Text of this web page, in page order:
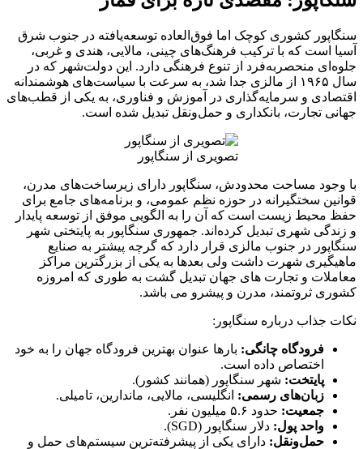
سنگاپور کشوری کوچک اما فوق‌العاده توسعه‌یافته در جنوب شرق
آسیا است که با ترکیب فرهنگ‌های چینی، مالایی، هندی و غربی،
جلوه‌ای منحصر‌به‌فرد از تنوع فرهنگی دارد. این دولت‌شهر که در
سال ۱۹۶۵ از مالزی جدا شد، به سرعت با سیاست‌های هوشمندانه
اقتصادی و سرمایه‌گذاری در آموزش و فناوری، به یکی از قطب‌های
جهانی تجارت، بانکداری و حمل‌ونقل تبدیل شده است.
تصویری از سنگاپور
با وجود مساحت محدودش، سنگاپور دارای زیرساخت‌های مدرن،
قوانین سختگیرانه در حوزه نظم عمومی، و برنامه‌های جامع برای
حفظ محیط زیست است که آن را به الگویی موفق از توسعه پایدار
و زندگی شهری تبدیل کرده‌اند. جمهوری سنگاپور به پایتختی شهر
سنگاپور در جنوب مالزی قرار دارد که گرچه پیشتر به صنایع
ماهیگیری شهرت داشت ولی بعدها به یکی از بزرگترین مراکز
معاملات و تجارت های جهان تبدیل گشت به طوری که امروزه
کشوری ثروتمند، مدرن و پیشرو می باشد.
نکات جذاب درباره سنگاپور:
فرودگاه چانگی: بارها عنوان بهترین فرودگاه جهان را به خود
اختصاص داده است.
پایتخت: شهر سنگاپور (همانند کشور).
زبان‌های رسمی: انگلیسی، مالایی، ماندارین، تامیلی.
جمعیت: حدود ۵.۶ میلیون نفر.
واحد پول: دلار سنگاپور (SGD).
حمل‌ونقل: دارای یکی از پیشرفته‌ترین سیستم‌های حمل‌ و